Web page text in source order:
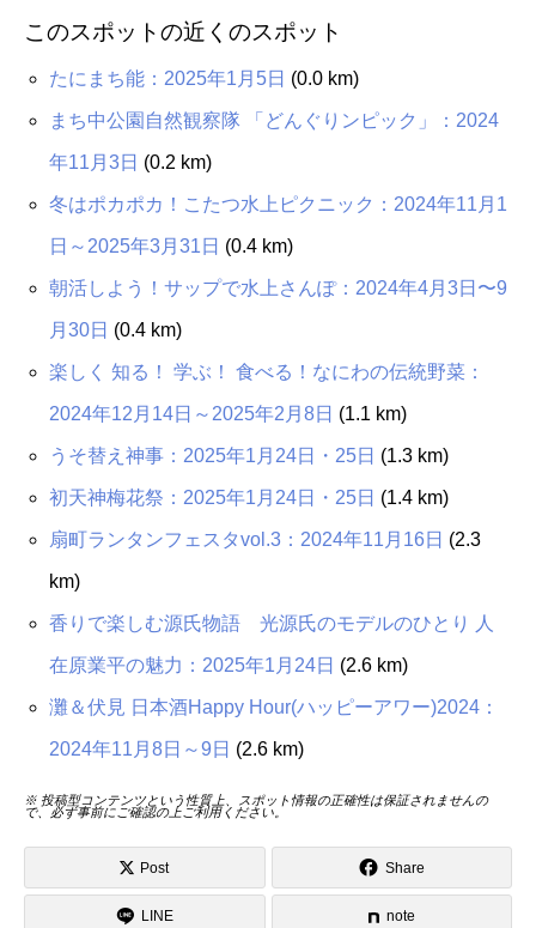
このスポットの近くのスポット
たにまち能：2025年1月5日 (0.0 km)
まち中公園自然観察隊 「どんぐりンピック」：2024
年11月3日 (0.2 km)
冬はポカポカ！こたつ水上ピクニック：2024年11月1
日～2025年3月31日 (0.4 km)
朝活しよう！サップで水上さんぽ：2024年4月3日〜9
月30日 (0.4 km)
楽しく 知る！ 学ぶ！ 食べる！なにわの伝統野菜：
2024年12月14日～2025年2月8日 (1.1 km)
うそ替え神事：2025年1月24日・25日 (1.3 km)
初天神梅花祭：2025年1月24日・25日 (1.4 km)
扇町ランタンフェスタvol.3：2024年11月16日 (2.3
km)
香りで楽しむ源氏物語 光源氏のモデルのひとり 人
在原業平の魅力：2025年1月24日 (2.6 km)
灘＆伏見 日本酒Happy Hour(ハッピーアワー)2024：
2024年11月8日～9日 (2.6 km)
※ 投稿型コンテンツという性質上、スポット情報の正確性は保証されませんの
で、必ず事前にご確認の上ご利用ください。
Post Share
LINE note